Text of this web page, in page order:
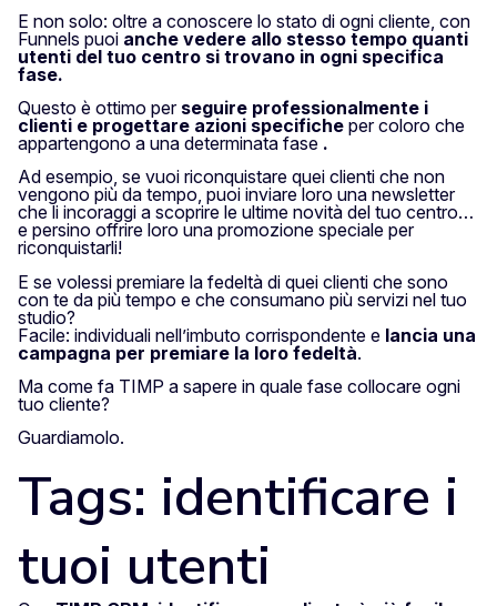
E non solo: oltre a conoscere lo stato di ogni cliente, con
Funnels puoi anche vedere allo stesso tempo quanti
utenti del tuo centro si trovano in ogni specifica
fase.
Questo è ottimo per seguire professionalmente i
clienti e progettare azioni specifiche per coloro che
appartengono a una determinata fase .
Ad esempio, se vuoi riconquistare quei clienti che non
vengono più da tempo, puoi inviare loro una newsletter
che li incoraggi a scoprire le ultime novità del tuo centro…
e persino offrire loro una promozione speciale per
riconquistarli!
E se volessi premiare la fedeltà di quei clienti che sono
con te da più tempo e che consumano più servizi nel tuo
studio?
Facile: individuali nell’imbuto corrispondente e lancia una
campagna per premiare la loro fedeltà.
Ma come fa TIMP a sapere in quale fase collocare ogni
tuo cliente?
Guardiamolo.
Tags: identificare i
tuoi utenti